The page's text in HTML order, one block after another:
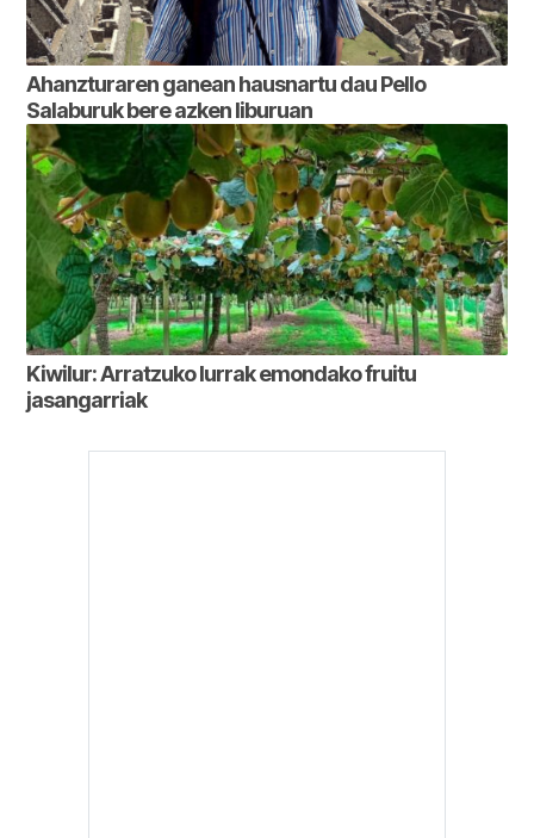
Ahanzturaren ganean hausnartu dau Pello
Salaburuk bere azken liburuan
Kiwilur: Arratzuko lurrak emondako fruitu
jasangarriak